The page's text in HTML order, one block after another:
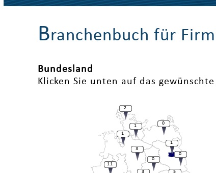
Branchenbuch für
Bundesland
Klicken Sie unten auf das
5
0
11
1
0
0
1
2
1
3
3